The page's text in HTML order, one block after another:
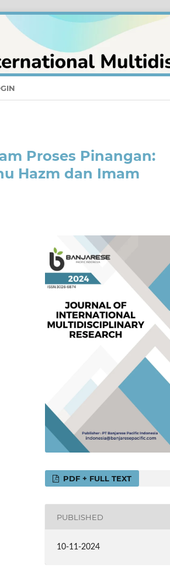
Proses Pinangan:
Hazm dan Imam
PDF + FULL TEXT
PUBLISHED
10-11-2024